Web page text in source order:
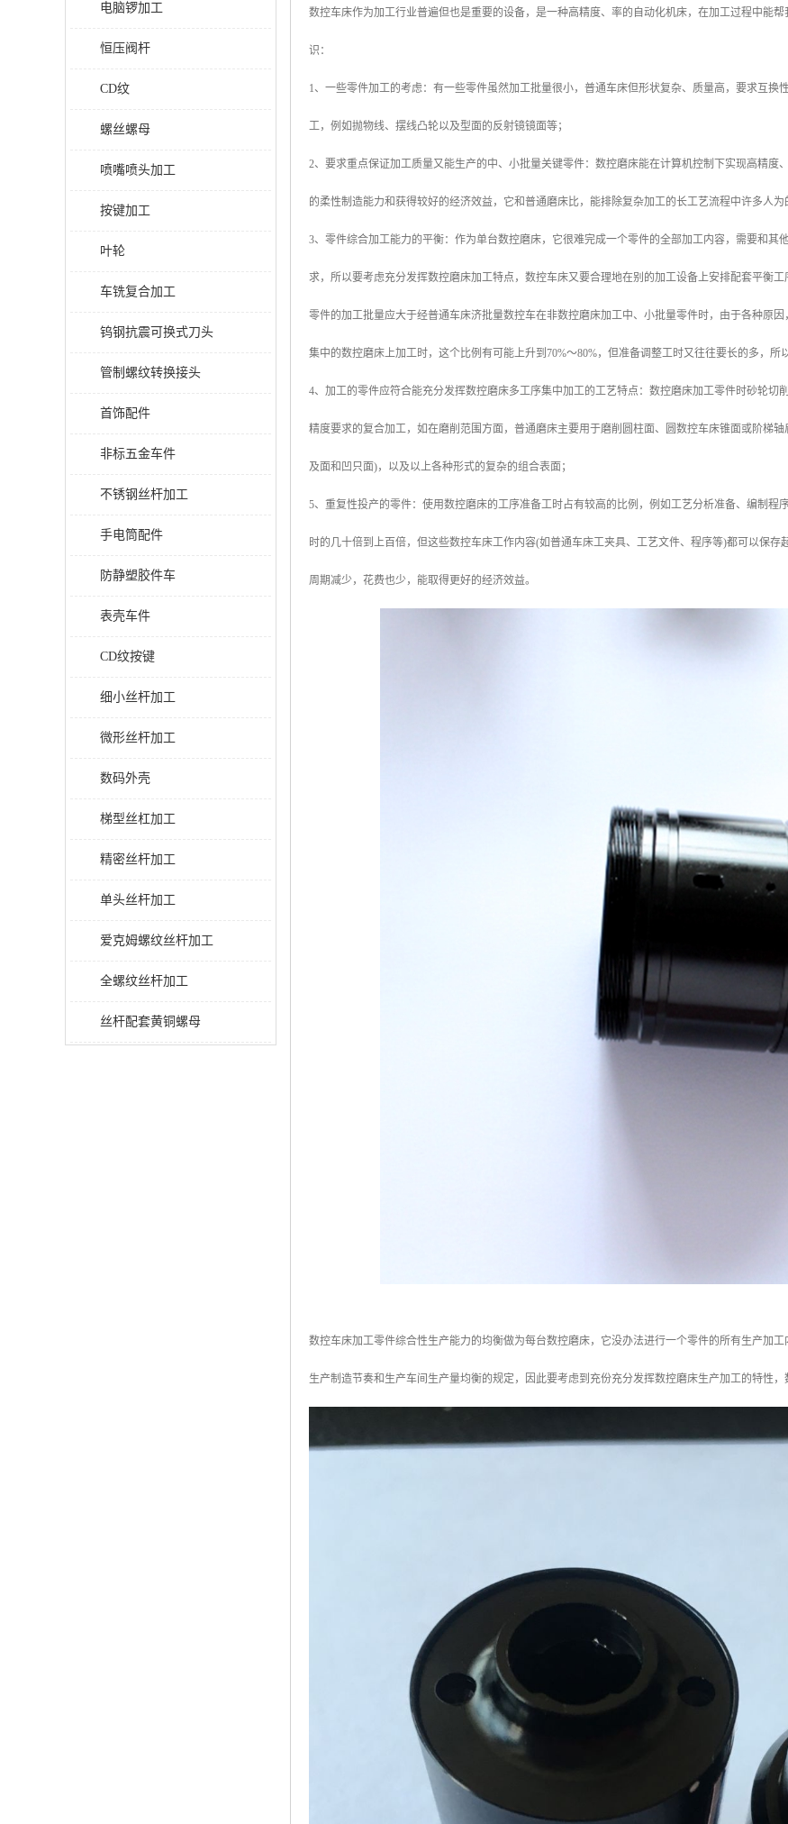
电脑锣加工
恒压阀杆
CD纹
螺丝螺母
喷嘴喷头加工
按键加工
叶轮
车铣复合加工
钨钢抗震可换式刀头
管制螺纹转换接头
首饰配件
非标五金车件
不锈钢丝杆加工
手电筒配件
防静塑胶件车
表壳车件
CD纹按键
细小丝杆加工
微形丝杆加工
数码外壳
梯型丝杠加工
精密丝杆加工
单头丝杆加工
爱克姆螺纹丝杆加工
全螺纹丝杆加工
丝杆配套黄铜螺母
数控车床作为加工行业普遍但也是重要的设备，是一种高精度、率的自动化机床，在加工过程中能
识：
1、一些零件加工的考虑：有一些零件虽然加工批量很小，普通车床但形状复杂、质量高，要求互
工，例如抛物线、摆线凸轮以及型面的反射镜镜面等；
2、要求重点保证加工质量又能生产的中、小批量关键零件：数控磨床能在计算机控制下实现高精
的柔性制造能力和获得较好的经济效益，它和普通磨床比，能排除复杂加工的长工艺流程中许多人
3、零件综合加工能力的平衡：作为单台数控磨床，它很难完成一个零件的全部加工内容，需要和
求，所以要考虑充分发挥数控磨床加工特点，数控车床又要合理地在别的加工设备上安排配套平衡工
零件的加工批量应大于经普通车床济批量数控车在非数控磨床加工中、小批量零件时，由于各种原
集中的数控磨床上加工时，这个比例有可能上升到70%～80%，但准备调整工时又往往要长的多，所
4、加工的零件应符合能充分发挥数控磨床多工序集中加工的工艺特点：数控磨床加工零件时砂轮
精度要求的复合加工，如在磨削范围方面，普通磨床主要用于磨削圆柱面、圆数控车床锥面或阶梯
及面和凹只面)，以及以上各种形式的复杂的组合表面；
5、重复性投产的零件：使用数控磨床的工序准备工时占有较高的比例，例如工艺分析准备、编制
时的几十倍到上百倍，但这些数控车床工作内容(如普通车床工夹具、工艺文件、程序等)都可以保
周期减少，花费也少，能取得更好的经济效益。
数控车床加工零件综合性生产能力的均衡做为每台数控磨床，它没办法进行一个零件的所有生产加
生产制造节奏和生产车间生产量均衡的规定，因此要考虑到充份充分发挥数控磨床生产加工的特性